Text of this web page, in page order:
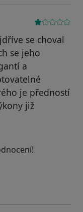
se choval
se jeho
a
je předností
již
byl odstraněn